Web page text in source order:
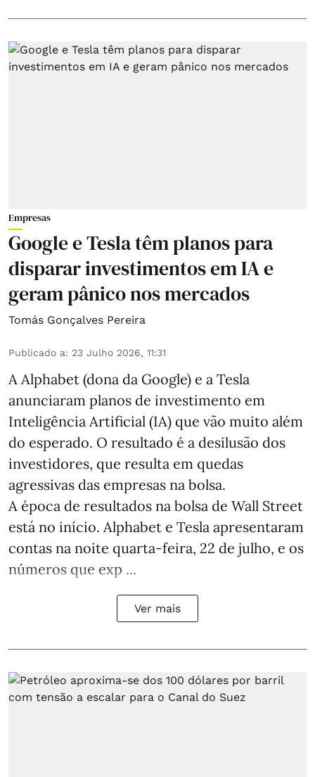
Empresas
Google e Tesla têm planos para
disparar investimentos em IA e
geram pânico nos mercados
Tomás Gonçalves Pereira
Publicado a: 23 Julho 2026, 11:31
A Alphabet (dona da Google) e a Tesla
anunciaram planos de investimento em
Inteligência Artificial (IA) que vão muito além
do esperado. O resultado é a desilusão dos
investidores, que resulta em quedas
agressivas das empresas na bolsa.
A época de resultados na bolsa de Wall Street
está no início. Alphabet e Tesla apresentaram
contas na noite quarta-feira, 22 de julho, e os
números que exp ...
Ver mais